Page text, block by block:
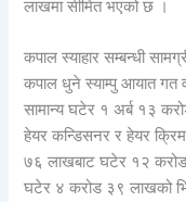
लाखमा सीमित भएको छ ।
कपाल स्याहार सम्बन्धी
कपाल धुने स्याम्पु आयात गत
सामान्य घटेर १ अर्ब १३
हेयर कन्डिसनर र हेयर
७६ लाखबाट घटेर १२
घटेर ४ करोड ३९ लाखको